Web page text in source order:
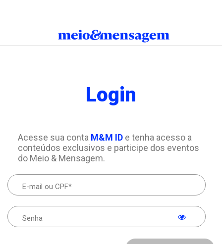
Login
Acesse sua conta M&M IDe tenha acesso a
conteúdos exclusivos e participe dos eventos
do Meio & Mensagem.